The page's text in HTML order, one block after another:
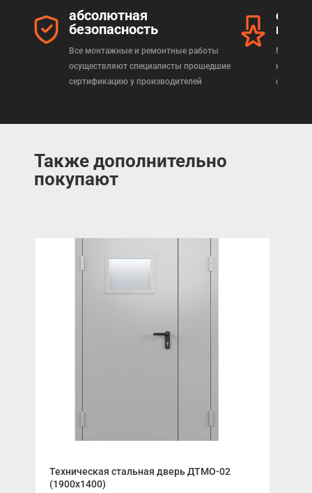
абсолютная
безопасность
Все монтажные и ремонтные работы
осуществляют специалисты прошедшие
сертификацию у производителей
Мы
Также дополнительно
покупают
Техническая стальная дверь ДТМО-02
(1900x1400)